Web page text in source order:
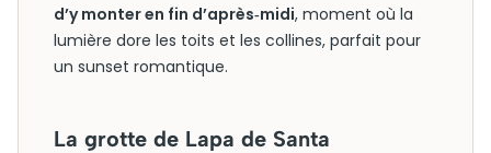
d’y monter en fin d’après‑midi, moment où la
lumière dore les toits et les collines, parfait pour
un sunset romantique.
La grotte de Lapa de Santa